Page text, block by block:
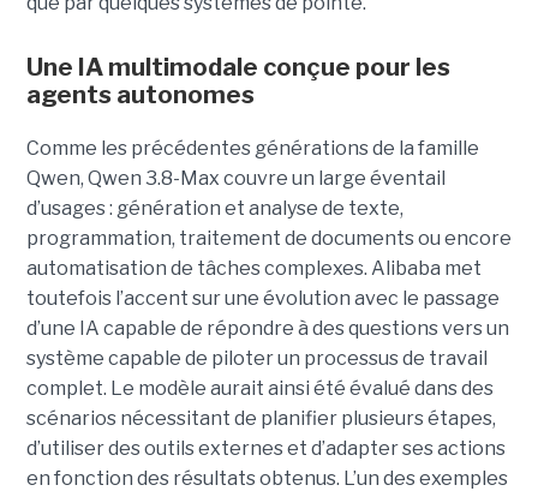
Une IA multimodale conçue pour les
agents autonomes
Comme les précédentes générations de la famille
Qwen, Qwen 3.8-Max couvre un large éventail
d’usages : génération et analyse de texte,
programmation, traitement de documents ou encore
automatisation de tâches complexes. Alibaba met
toutefois l’accent sur une évolution avec le passage
d’une IA capable de répondre à des questions vers un
système capable de piloter un processus de travail
complet. Le modèle aurait ainsi été évalué dans des
scénarios nécessitant de planifier plusieurs étapes,
d’utiliser des outils externes et d’adapter ses actions
en fonction des résultats obtenus. L’un des exemples